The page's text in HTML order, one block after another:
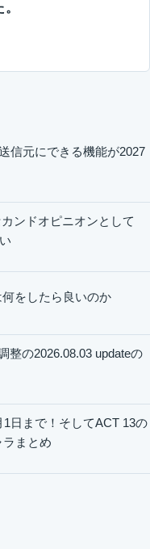
信元にできる機能が2027
ンドオピニオンとして
をしたら良いのか
整の2026.08.03 updateの
1日まで！そしてACT 13の
まとめ